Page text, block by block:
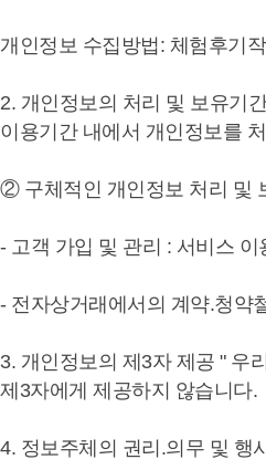
개인정보 수집방법: 체험후기
2. 개인정보의 처리 및 보유기
이용기간 내에서 개인정보를
② 구체적인 개인정보 처리 및
- 고객 가입 및 관리 : 서비스
- 전자상거래에서의 계약.청약
3. 개인정보의 제3자 제공 " 우
제3자에게 제공하지 않습니다.
4. 정보주체의 권리.의무 및 행